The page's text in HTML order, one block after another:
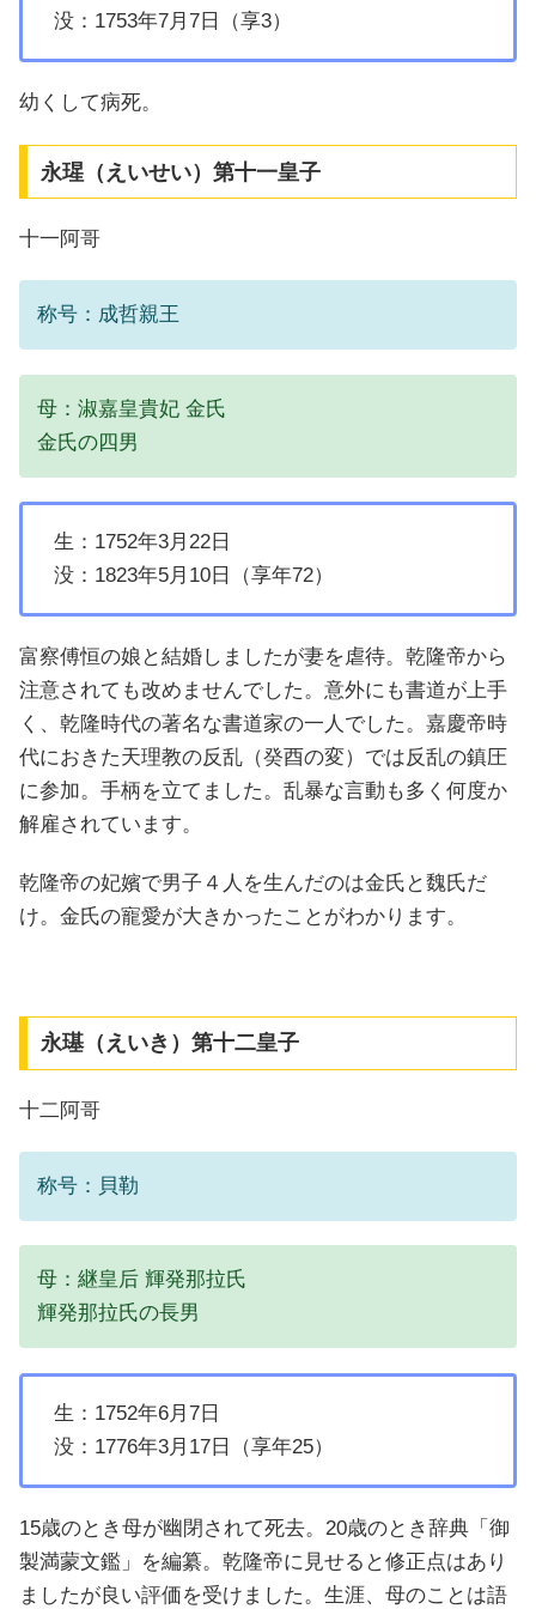
没：1753年7月7日（享3）
幼くして病死。
永瑆（えいせい）第十一皇子
十一阿哥
称号：成哲親王
母：淑嘉皇貴妃 金氏
金氏の四男
生：1752年3月22日
没：1823年5月10日（享年72）
富察傅恒の娘と結婚しましたが妻を虐待。乾隆帝から
注意されても改めませんでした。意外にも書道が上手
く、乾隆時代の著名な書道家の一人でした。嘉慶帝時
代におきた天理教の反乱（癸酉の変）では反乱の鎮圧
に参加。手柄を立てました。乱暴な言動も多く何度か
解雇されています。
乾隆帝の妃嬪で男子４人を生んだのは金氏と魏氏だ
け。金氏の寵愛が大きかったことがわかります。
永璂（えいき）第十二皇子
十二阿哥
称号：貝勒
母：継皇后 輝発那拉氏
輝発那拉氏の長男
生：1752年6月7日
没：1776年3月17日（享年25）
15歳のとき母が幽閉されて死去。20歳のとき辞典「御
製満蒙文鑑」を編纂。乾隆帝に見せると修正点はあり
ましたが良い評価を受けました。生涯、母のことは語